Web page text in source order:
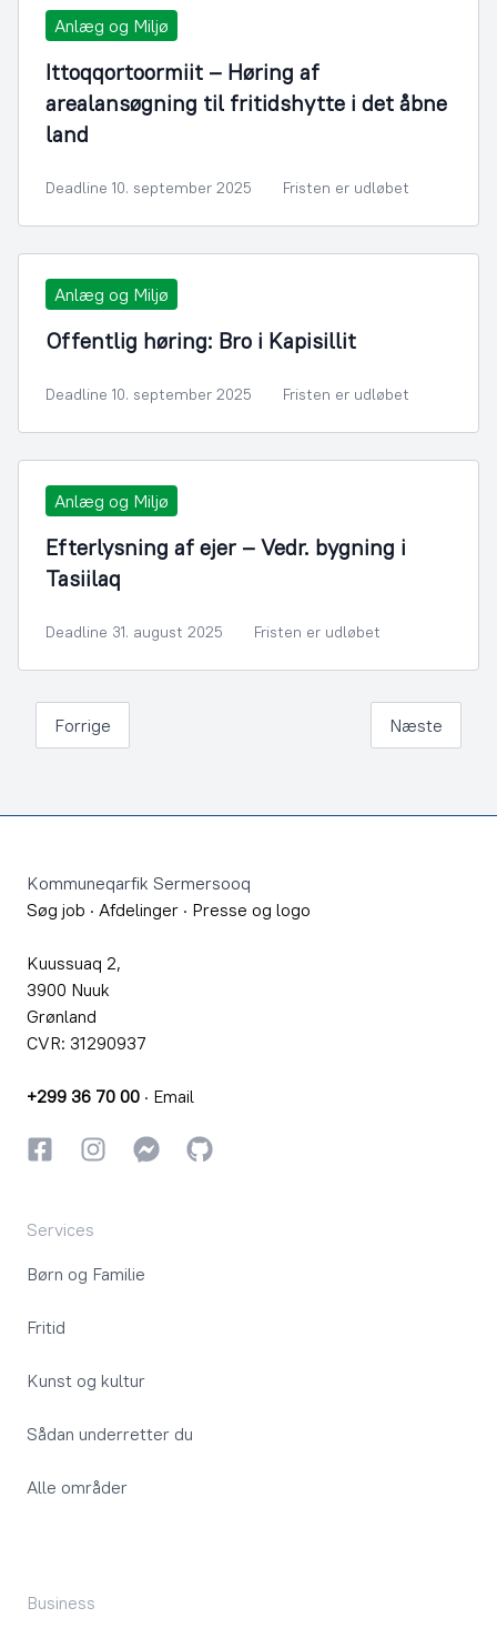
Anlæg og Miljø
Ittoqqortoormiit – Høring af
arealansøgning til fritidshytte i det åbne
land
Deadline 10. september 2025 Fristen er udløbet
Anlæg og Miljø
Offentlig høring: Bro i Kapisillit
Deadline 10. september 2025 Fristen er udløbet
Anlæg og Miljø
Efterlysning af ejer – Vedr. bygning i
Tasiilaq
Deadline 31. august 2025 Fristen er udløbet
Forrige Næste
Kommuneqarfik Sermersooq
Søg job · Afdelinger · Presse og logo
Kuussuaq 2,
3900 Nuuk
Grønland
CVR: 31290937
+299 36 70 00 · Email
FacebookInstagramInstagram
GitHub
Services
Børn og Familie
Fritid
Kunst og kultur
Sådan underretter du
Alle områder
Business